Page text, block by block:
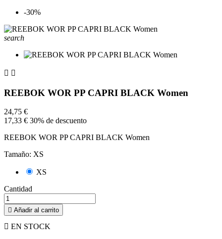
-30%
search
 
REEBOK WOR PP CAPRI BLACK Women
24,75 €
17,33 € 30% de descuento
REEBOK WOR PP CAPRI BLACK Women
Tamaño: XS
XS
Cantidad
 Añadir al carrito
 EN STOCK